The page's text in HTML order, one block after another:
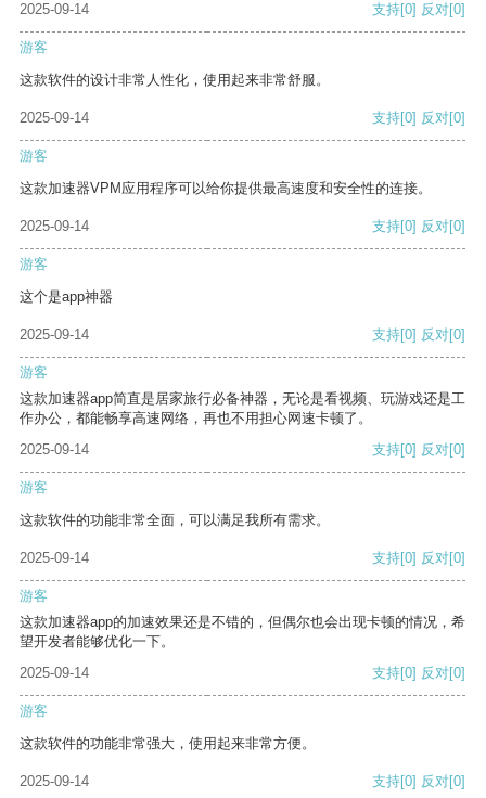
2025-09-14 支持[0] 反对[0]
游客
这款软件的设计非常人性化，使用起来非常舒服。
2025-09-14 支持[0] 反对[0]
游客
这款加速器VPM应用程序可以给你提供最高速度和安全性的连接。
2025-09-14 支持[0] 反对[0]
游客
这个是app神器
2025-09-14 支持[0] 反对[0]
游客
这款加速器app简直是居家旅行必备神器，无论是看视频、玩游戏还是工
作办公，都能畅享高速网络，再也不用担心网速卡顿了。
2025-09-14
支持[0] 反对[0]
游客
这款软件的功能非常全面，可以满足我所有需求。
2025-09-14 支持[0] 反对[0]
游客
这款加速器app的加速效果还是不错的，但偶尔也会出现卡顿的情况，希
望开发者能够优化一下。
2025-09-14
支持[0] 反对[0]
游客
这款软件的功能非常强大，使用起来非常方便。
2025-09-14 支持[0] 反对[0]